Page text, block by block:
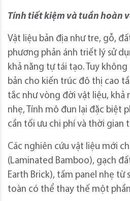
Tính tiết kiệm và tuần hoàn
Vật liệu bản địa như tre, gỗ,
phương phản ánh triết lý sử
khả năng tự tái tạo. Tuy
bản cho kiến trúc đô thị cao
tắc như vòng đời vật liệu, khả
nhẹ, Tính mô đun lại đặc biệt
cần tối ưu chi phí và thời gian
Các nghiên cứu vật liệu mới
(Laminated Bamboo), gạch
Earth Brick), tấm panel nhẹ từ
toàn có thể thay thế một